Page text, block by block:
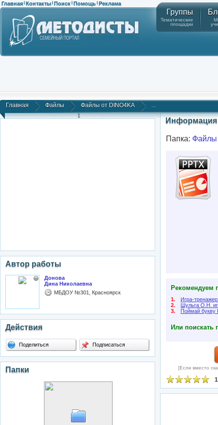
Главная | Контакты | Поиск | Помощь | Реклама
Группы
Тематические
площадки
Главная Файлы Файлы от DINO4KA ...
1
Автор работы
Донова
Дина Николаевна
МБДОУ №301, Красноярск
Действия
Поделиться Подписаться
Папки
Информация
Папка: Файлы
Рекомендуем
1.
Игра-
2.
Шульга О.Н.
3.
Поймай букву
Или поискать
[Если вместо